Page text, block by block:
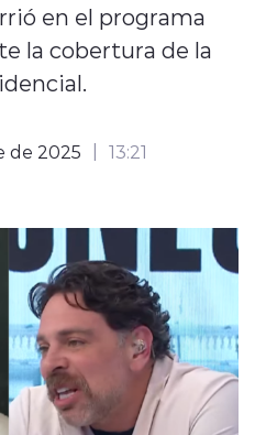
en el programa
la cobertura de la
de 2025 13:21